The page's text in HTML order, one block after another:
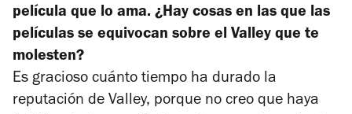
película que lo ama. ¿Hay cosas en las que las
películas se equivocan sobre el Valley que te
molesten?
Es gracioso cuánto tiempo ha durado la
reputación de Valley, porque no creo que haya